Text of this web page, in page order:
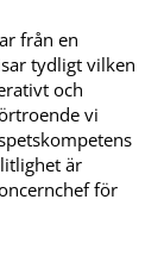
från en
tydligt vilken
och
vi
är
för